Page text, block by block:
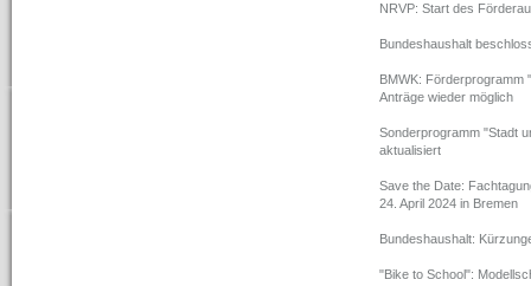
NRVP: Start des
Bundeshaushalt
BMWK: Förderprogramm
Anträge wieder möglich
Sonderprogramm "Stadt
aktualisiert
Save the Date:
24. April 2024 in Bremen
Bundeshaushalt:
"Bike to School":